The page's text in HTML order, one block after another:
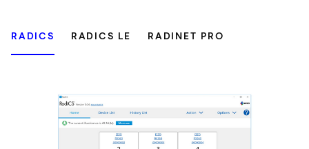
RADICS RADICS LE RADINET PRO